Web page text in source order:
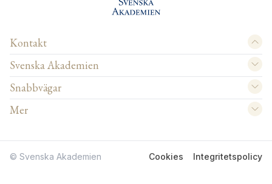
Kontakt
Svenska Akademien
Snabbvägar
Mer
© Svenska Akademien Cookies Integritetspolicy